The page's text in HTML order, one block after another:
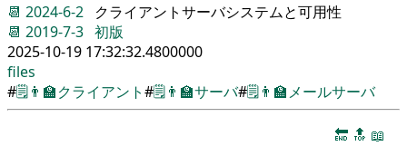
📆 2024-6-2
クライアントサーバシステムと可用性
📆 2019-7-3 初版
2025-10-19 17:32:32.4800000
files
#🗒️👨‍🏫クライアント#🗒️👨‍🏫サーバ#🗒️👨‍🏫メールサーバ
🔚 🔝 📖